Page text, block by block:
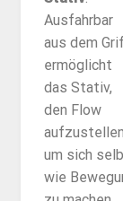
Ausfahrbar
aus dem
ermöglicht
das Stativ,
den Flow
um sich
wie